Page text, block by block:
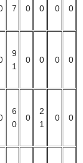
7 0 0 0 0
9
1
0 0 0 0
6
0
0
2
1
0 0